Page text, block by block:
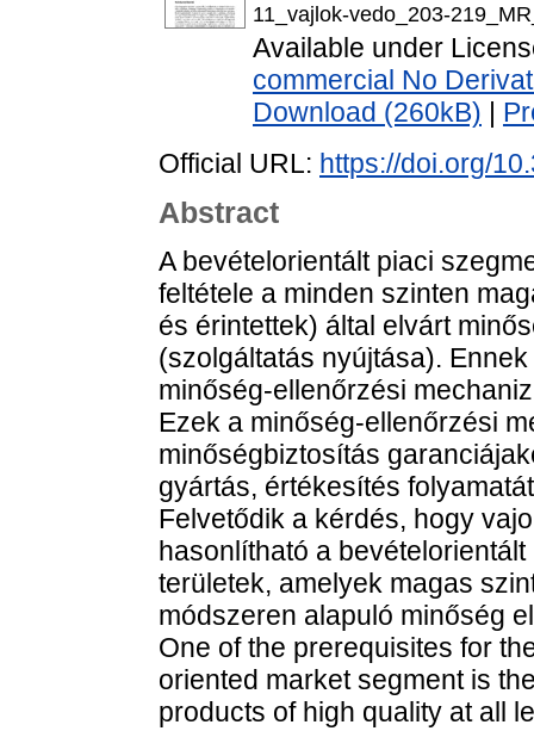
11_vajlok-vedo_203-
Available under
commercial No
Download (260kB)
Official URL: https://doi.org/
Abstract
A bevételorientált piaci
feltétele a minden szinten
és érintettek) által elvárt
(szolgáltatás nyújtása).
minőség-ellenőrzési
Ezek a minőség-ellenőrzési
minőségbiztosítás
gyártás, értékesítés
Felvetődik a kérdés, hogy
hasonlítható a
területek, amelyek magas
módszeren alapuló minőség
One of the prerequisites for
oriented market segment is
products of high quality at all